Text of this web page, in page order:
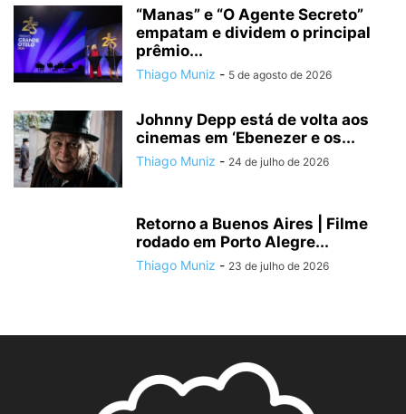
“Manas” e “O Agente Secreto”
empatam e dividem o principal
prêmio...
Thiago Muniz - 5 de agosto de 2026
Johnny Depp está de volta aos
cinemas em ‘Ebenezer e os...
Thiago Muniz - 24 de julho de 2026
Retorno a Buenos Aires | Filme
rodado em Porto Alegre...
Thiago Muniz - 23 de julho de 2026